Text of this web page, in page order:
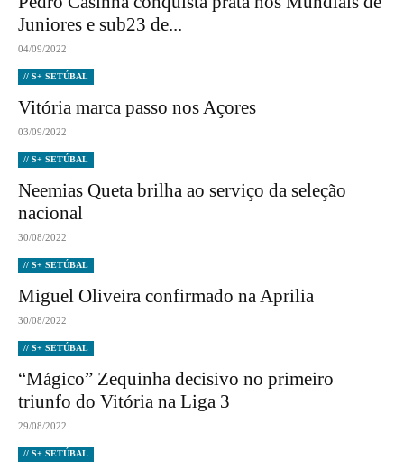
Juniores e sub23 de...
04/09/2022
// S+ SETÚBAL
Vitória marca passo nos Açores
03/09/2022
// S+ SETÚBAL
Neemias Queta brilha ao serviço da seleção
nacional
30/08/2022
// S+ SETÚBAL
Miguel Oliveira confirmado na Aprilia
30/08/2022
// S+ SETÚBAL
“Mágico” Zequinha decisivo no primeiro
triunfo do Vitória na Liga 3
29/08/2022
// S+ SETÚBAL